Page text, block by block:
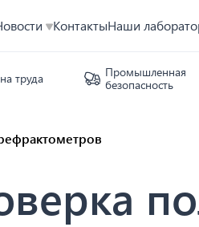
КонтактыНаши
труда
Промышленная
безопасность